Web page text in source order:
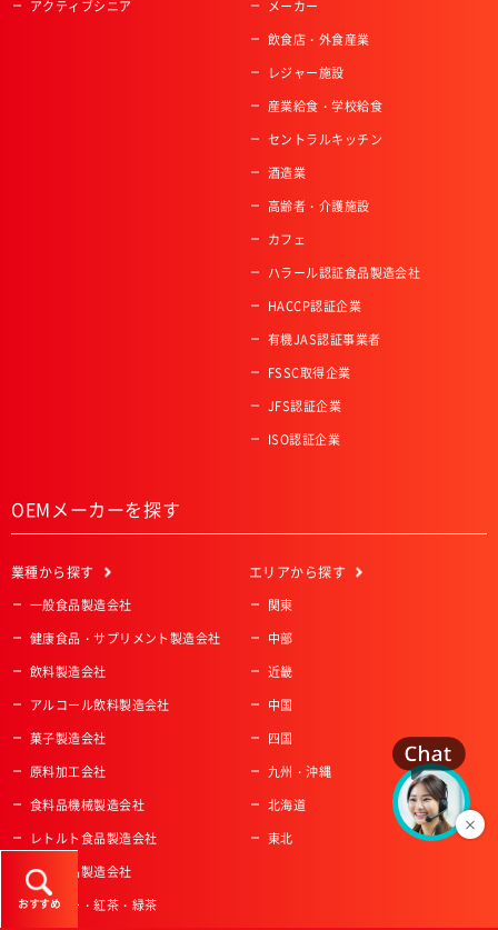
おすすめ
アクティブシニア
メーカー
飲食店・外食産業
レジャー施設
産業給食・学校給食
セントラルキッチン
酒造業
高齢者・介護施設
カフェ
ハラール認証食品製造会社
HACCP認証企業
有機JAS認証事業者
FSSC取得企業
JFS認証企業
ISO認証企業
OEMメーカーを探す
業種から探す
一般食品製造会社
健康食品・サプリメント製造会社
飲料製造会社
アルコール飲料製造会社
菓子製造会社
原料加工会社
食料品機械製造会社
レトルト食品製造会社
冷凍食品製造会社
コーヒー・紅茶・緑茶
エリアから探す
関東
中部
近畿
中国
四国
九州・沖縄
北海道
東北